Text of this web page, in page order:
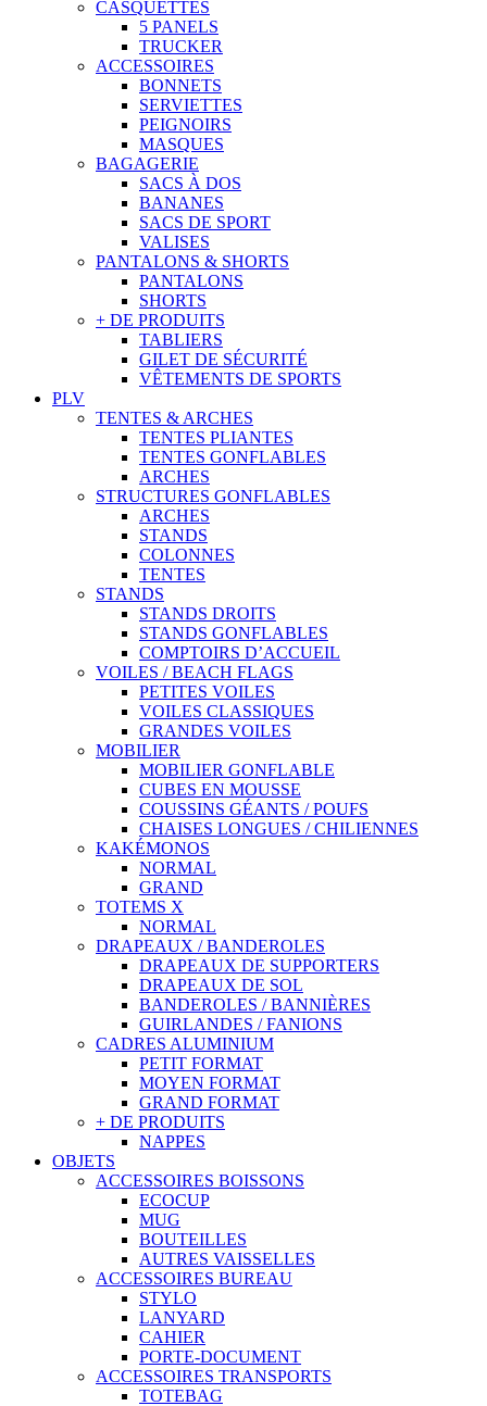
CASQUETTES
5 PANELS
TRUCKER
ACCESSOIRES
BONNETS
SERVIETTES
PEIGNOIRS
MASQUES
BAGAGERIE
SACS À DOS
BANANES
SACS DE SPORT
VALISES
PANTALONS & SHORTS
PANTALONS
SHORTS
+ DE PRODUITS
TABLIERS
GILET DE SÉCURITÉ
VÊTEMENTS DE SPORTS
PLV
TENTES & ARCHES
TENTES PLIANTES
TENTES GONFLABLES
ARCHES
STRUCTURES GONFLABLES
ARCHES
STANDS
COLONNES
TENTES
STANDS
STANDS DROITS
STANDS GONFLABLES
COMPTOIRS D’ACCUEIL
VOILES / BEACH FLAGS
PETITES VOILES
VOILES CLASSIQUES
GRANDES VOILES
MOBILIER
MOBILIER GONFLABLE
CUBES EN MOUSSE
COUSSINS GÉANTS / POUFS
CHAISES LONGUES / CHILIENNES
KAKÉMONOS
NORMAL
GRAND
TOTEMS X
NORMAL
DRAPEAUX / BANDEROLES
DRAPEAUX DE SUPPORTERS
DRAPEAUX DE SOL
BANDEROLES / BANNIÈRES
GUIRLANDES / FANIONS
CADRES ALUMINIUM
PETIT FORMAT
MOYEN FORMAT
GRAND FORMAT
+ DE PRODUITS
NAPPES
OBJETS
ACCESSOIRES BOISSONS
ECOCUP
MUG
BOUTEILLES
AUTRES VAISSELLES
ACCESSOIRES BUREAU
STYLO
LANYARD
CAHIER
PORTE-DOCUMENT
ACCESSOIRES TRANSPORTS
TOTEBAG